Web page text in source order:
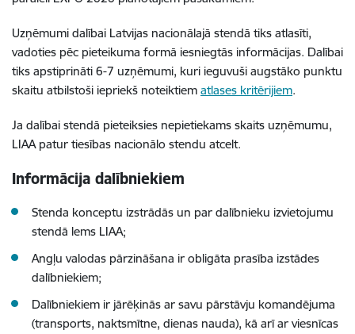
Uzņēmumi dalībai Latvijas nacionālajā stendā tiks atlasīti,
vadoties pēc pieteikuma formā iesniegtās informācijas. Dalībai
tiks apstiprināti 6-7 uzņēmumi, kuri ieguvuši augstāko punktu
skaitu atbilstoši iepriekš noteiktiem atlases kritērijiem.
Ja dalībai stendā pieteiksies nepietiekams skaits uzņēmumu,
LIAA patur tiesības nacionālo stendu atcelt.
Informācija dalībniekiem
Stenda konceptu izstrādās un par dalībnieku izvietojumu
stendā lems LIAA;
Angļu valodas pārzināšana ir obligāta prasība izstādes
dalībniekiem;
Dalībniekiem ir jārēķinās ar savu pārstāvju komandējuma
(transports, naktsmītne, dienas nauda), kā arī ar viesnīcas